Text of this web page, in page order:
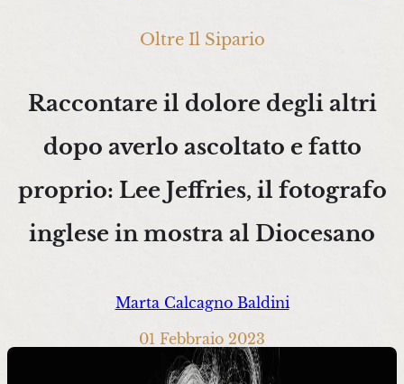
Raccontare il dolore degli altri
dopo averlo ascoltato e fatto
proprio: Lee Jeffries, il fotografo
inglese in mostra al Diocesano
Marta Calcagno Baldini
01 Febbraio 2023
Oltre Il Sipario